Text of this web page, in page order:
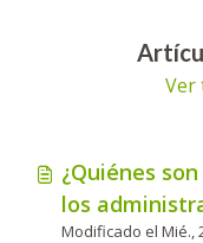
Ver
¿Quiénes
los